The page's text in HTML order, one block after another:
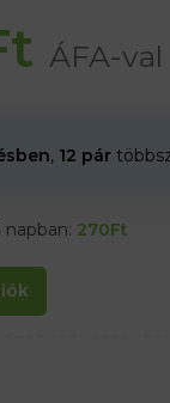
ÁFA-val
, 12 pár
270Ft